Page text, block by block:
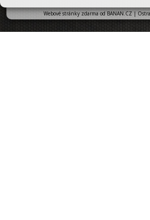
Webové stránky zdarmaodBANAN.CZ|